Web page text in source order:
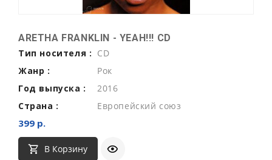
ARETHA FRANKLIN - YEAH!!! CD
Тип носителя : CD
Жанр :
Рок
Год выпуска :
2016
Страна :
Европейский союз
399 р.
В Корзину